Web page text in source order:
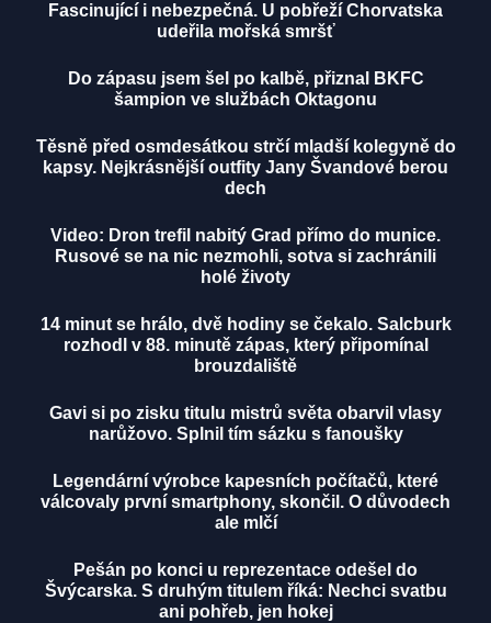
Fascinující i nebezpečná. U pobřeží Chorvatska
udeřila mořská smršť
Do zápasu jsem šel po kalbě, přiznal BKFC
šampion ve službách Oktagonu
Těsně před osmdesátkou strčí mladší kolegyně do
kapsy. Nejkrásnější outfity Jany Švandové berou
dech
Video: Dron trefil nabitý Grad přímo do munice.
Rusové se na nic nezmohli, sotva si zachránili
holé životy
14 minut se hrálo, dvě hodiny se čekalo. Salcburk
rozhodl v 88. minutě zápas, který připomínal
brouzdaliště
Gavi si po zisku titulu mistrů světa obarvil vlasy
narůžovo. Splnil tím sázku s fanoušky
Legendární výrobce kapesních počítačů, které
válcovaly první smartphony, skončil. O důvodech
ale mlčí
Pešán po konci u reprezentace odešel do
Švýcarska. S druhým titulem říká: Nechci svatbu
ani pohřeb, jen hokej